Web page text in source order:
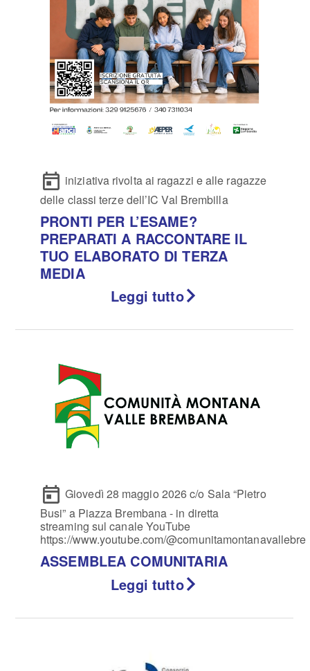
iniziativa rivolta ai ragazzi e alle ragazze
delle classi terze dell’IC Val Brembilla
PRONTI PER L’ESAME?
PREPARATI A RACCONTARE IL
TUO ELABORATO DI TERZA
MEDIA
Leggi tutto
Giovedì 28 maggio 2026 c/o Sala “Pietro
Busi” a Piazza Brembana - in diretta
streaming sul canale YouTube
https://www.youtube.com/
ASSEMBLEA COMUNITARIA
Leggi tutto